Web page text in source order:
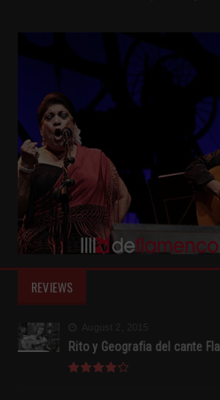
REVIEWS
Rito y Geografia del cante